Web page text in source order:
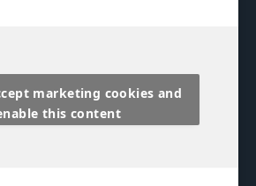
marketing cookies and
this content